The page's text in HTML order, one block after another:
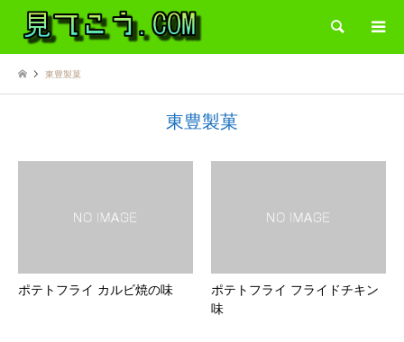
検索
東豊製菓
東豊製菓
ポテトフライ カルビ焼の味
ポテトフライ フライドチキン
味